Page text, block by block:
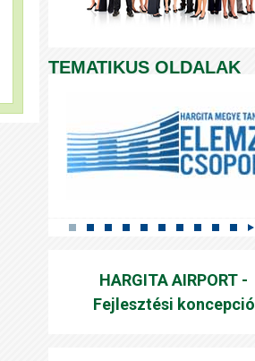
TEMATIKUS OLDALAK
HARGITA AIRPORT -
Fejlesztési koncepció